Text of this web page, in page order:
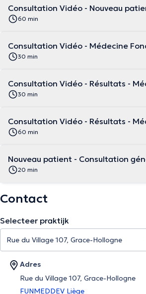
Consultation Vidéo - Nouveau
60 min
30 min
Consultation Vidéo - Résultats -
30 min
Consultation Vidéo - Résultats -
60 min
Nouveau patient - Consultation
20 min
Contact
Selecteer praktijk
Adres
Rue du Village 107, Grace-Hollogne
FUNMEDDEV Liège